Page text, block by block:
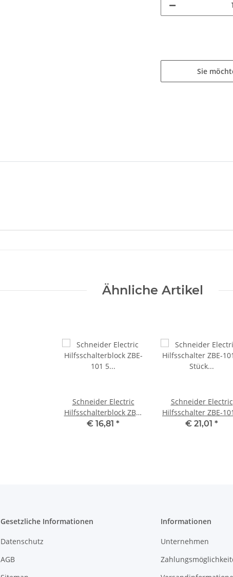
Sie
Ähnliche Artikel
Schneider Electric
Hilfsschalterblock ZBE-
101 5 Stück #new open
€ 16,81 *
Schneider Electric
Hilfsschalter ZBE-101 5
Stück #new open box
€ 21,01 *
Gesetzliche Informationen
Datenschutz
AGB
Informationen
Unternehmen